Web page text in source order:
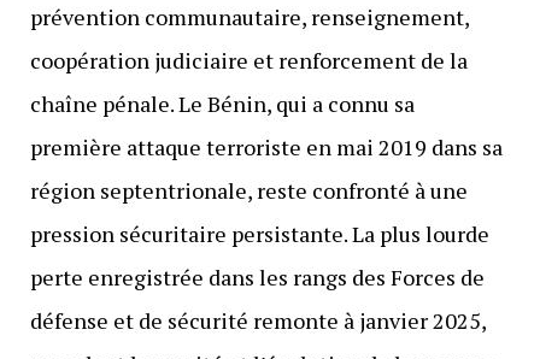
prévention communautaire, renseignement,
coopération judiciaire et renforcement de la
chaîne pénale. Le Bénin, qui a connu sa
première attaque terroriste en mai 2019 dans sa
région septentrionale, reste confronté à une
pression sécuritaire persistante. La plus lourde
perte enregistrée dans les rangs des Forces de
défense et de sécurité remonte à janvier 2025,